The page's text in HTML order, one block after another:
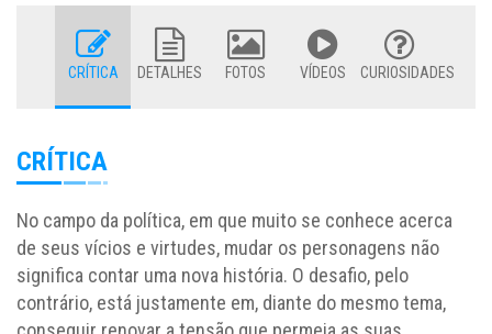
CRÍTICA DETALHES FOTOS VÍDEOS CURIOSIDADES
CRÍTICA
No campo da política, em que muito se conhece acerca
de seus vícios e virtudes, mudar os personagens não
significa contar uma nova história. O desafio, pelo
contrário, está justamente em, diante do mesmo tema,